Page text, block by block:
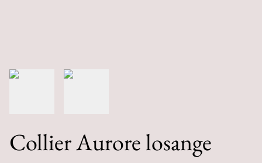
Collier Aurore losange